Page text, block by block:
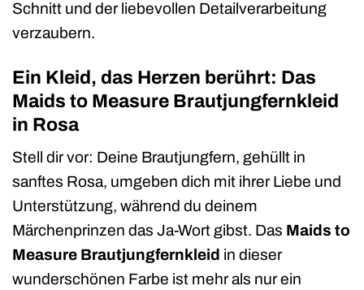
Schnitt und der liebevollen Detailverarbeitung
verzaubern.
Ein Kleid, das Herzen berührt: Das
Maids to Measure Brautjungfernkleid
in Rosa
Stell dir vor: Deine Brautjungfern, gehüllt in
sanftes Rosa, umgeben dich mit ihrer Liebe und
Unterstützung, während du deinem
Märchenprinzen das Ja-Wort gibst. Das Maids to
Measure Brautjungfernkleid in dieser
wunderschönen Farbe ist mehr als nur ein